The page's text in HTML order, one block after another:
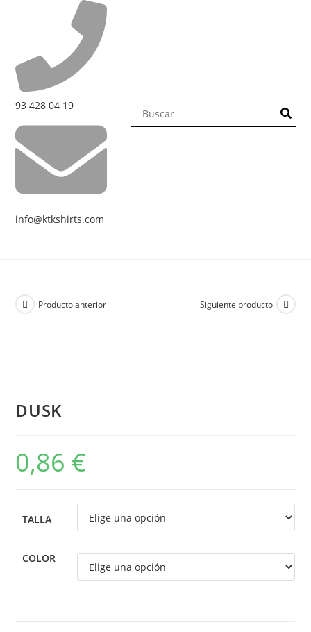
93 428 04 19
info@ktkshirts.com
Producto anterior Siguiente producto
DUSK
0,86 €
TALLA
COLOR